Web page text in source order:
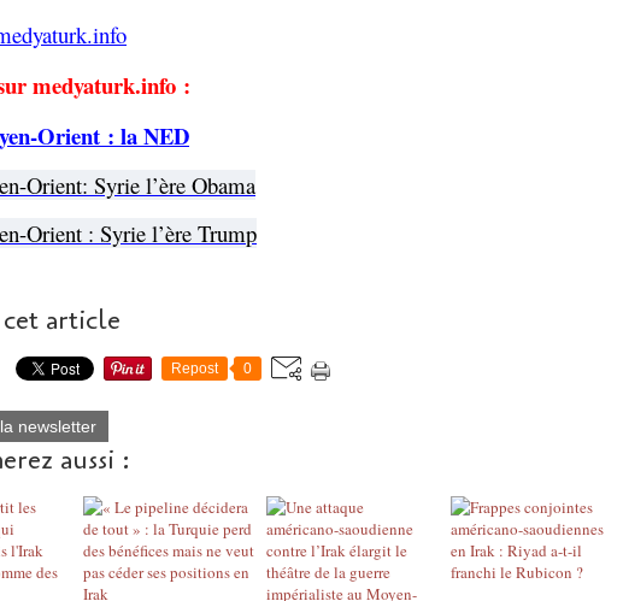
medyaturk.info :
Orient : la NED
Orient: Syrie l’ère Obama
Orient : Syrie l’ère Trump
article
Repost 0
newsletter
aussi :